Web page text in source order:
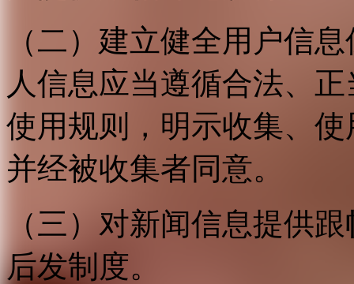
（二）建立健全用户信
人信息应当遵循合法、
使用规则，明示收集、
并经被收集者同意。
（三）对新闻信息提供
后发制度。